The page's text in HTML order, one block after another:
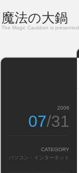
魔法の大鍋
The Magic Cauldron is
2006
07/31
CATEGORY
パソコン・インターネット